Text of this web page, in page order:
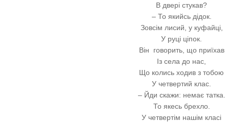
В двері стукав?
– То якийсь дідок.
Зовсім лисий, у куфайці,
У руці ціпок.
Він говорить, що приїхав
Із села до нас,
Що колись ходив з тобою
У четвертий клас.
– Йди скажи: немає татка.
То якесь брехло.
У четвертім нашім класі